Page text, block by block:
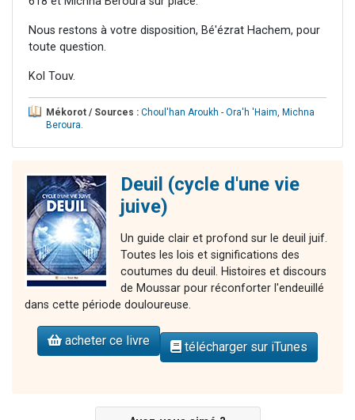
Nous restons à votre disposition, Bé'ézrat Hachem, pour
toute question.
Kol Touv.
Mékorot / Sources : Choul'han Aroukh - Ora'h 'Haim, Michna
Beroura.
Deuil (cycle d'une vie
juive)
Un guide clair et profond sur le deuil juif.
Toutes les lois et significations des
coutumes du deuil. Histoires et discours
de Moussar pour réconforter l'endeuillé
dans cette période douloureuse.
acheter ce livre télécharger sur iTunes